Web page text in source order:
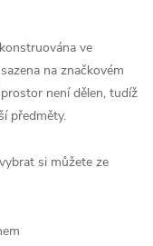
ve
na značkovém
není dělen, tudíž
předměty.
si můžete ze